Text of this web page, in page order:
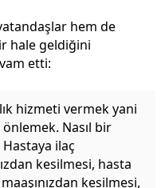
hem de
hale geldiğini
etti:
hizmeti vermek yani
önlemek. Nasıl bir
Hastaya ilaç
kesilmesi, hasta
kesilmesi,